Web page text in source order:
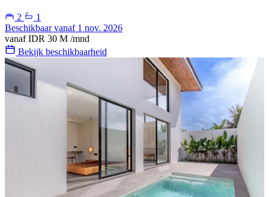
2
1
Beschikbaar vanaf 1 nov. 2026
vanaf IDR 30 M /mnd
Bekijk beschikbaarheid